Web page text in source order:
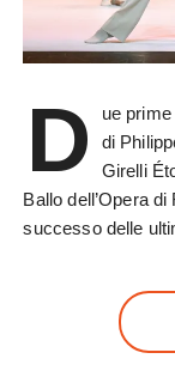
D
ue
di
Girelli
Ballo dell’Opera
successo delle